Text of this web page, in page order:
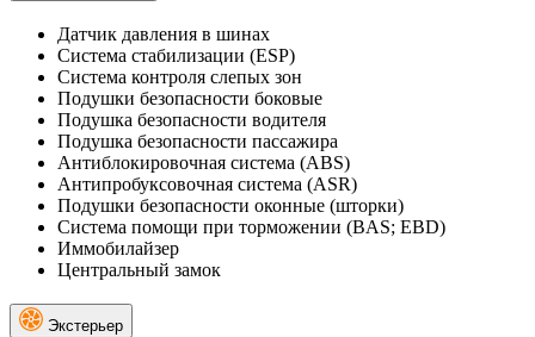
Датчик давления в шинах
Система стабилизации (ESP)
Система контроля слепых зон
Подушки безопасности боковые
Подушка безопасности водителя
Подушка безопасности пассажира
Антиблокировочная система (ABS)
Антипробуксовочная система (ASR)
Подушки безопасности оконные (шторки)
Система помощи при торможении (BAS; EBD)
Иммобилайзер
Центральный замок
Экстерьер